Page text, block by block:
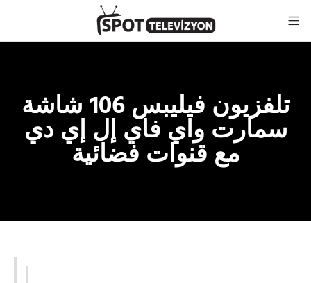
تلفزيون فيليبس 106 شاشة
سمارت واي فاي إل إي دي
مع قنوات فضائية